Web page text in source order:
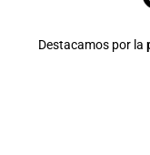
Destacamos por la